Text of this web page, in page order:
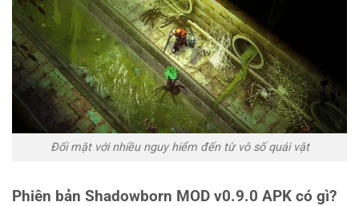
Đối mặt với nhiều nguy hiểm đến từ vô số quái vật
Phiên bản Shadowborn MOD v0.9.0 APK có gì?